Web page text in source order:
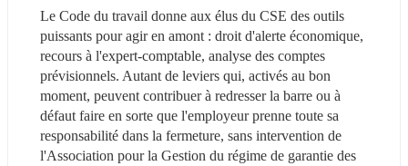
Le Code du travail donne aux élus du CSE des outils
puissants pour agir en amont : droit d'alerte économique,
recours à l'expert-comptable, analyse des comptes
prévisionnels. Autant de leviers qui, activés au bon
moment, peuvent contribuer à redresser la barre ou à
défaut faire en sorte que l'employeur prenne toute sa
responsabilité dans la fermeture, sans intervention de
l'Association pour la Gestion du régime de garantie des